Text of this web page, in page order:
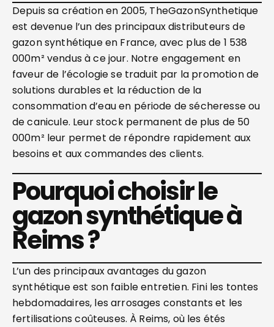
Depuis sa création en 2005, TheGazonSynthetique
est devenue l’un des principaux distributeurs de
gazon synthétique en France, avec plus de 1 538
000m² vendus à ce jour. Notre engagement en
faveur de l’écologie se traduit par la promotion de
solutions durables et la réduction de la
consommation d’eau en période de sécheresse ou
de canicule. Leur stock permanent de plus de 50
000m² leur permet de répondre rapidement aux
besoins et aux commandes des clients.
Pourquoi choisir le
gazon synthétique à
Reims ?
L’un des principaux avantages du gazon
synthétique est son faible entretien. Fini les tontes
hebdomadaires, les arrosages constants et les
fertilisations coûteuses. À Reims, où les étés